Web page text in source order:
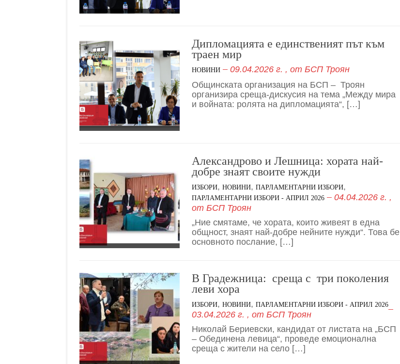
Дипломацията е единственият път към
траен мир
НОВИНИ 09.04.2026 г. , от БСП Троян
Общинската организация на БСП – Троян
организира среща-дискусия на тема „Между мира
и войната: ролята на дипломацията“, […]
Александрово и Лешница: хората най-
добре знаят своите нужди
ИЗБОРИ, НОВИНИ, ПАРЛАМЕНТАРНИ ИЗБОРИ,
ПАРЛАМЕНТАРНИ ИЗБОРИ - АПРИЛ 2026 04.04.2026 г. ,
от БСП Троян
„Ние смятаме, че хората, които живеят в една
общност, знаят най-добре нейните нужди“. Това бе
основното послание, […]
В Градежница: среща с три поколения
леви хора
ИЗБОРИ, НОВИНИ, ПАРЛАМЕНТАРНИ ИЗБОРИ - АПРИЛ 2026
03.04.2026 г. , от БСП Троян
Николай Бериевски, кандидат от листата на „БСП
– Обединена левица“, проведе емоционална
среща с жители на село […]